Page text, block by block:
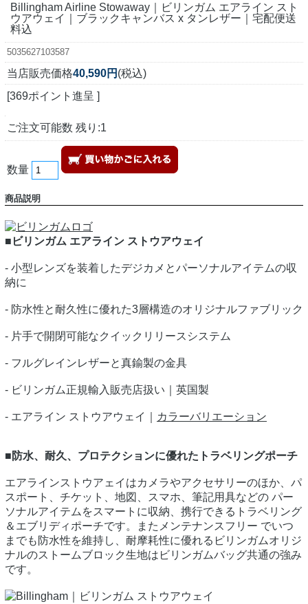
Billingham Airline Stowaway｜ビリンガム エアライン スト
ウアウェイ｜ブラックキャンバス x タンレザー｜宅配便送
料込
5035627103587
当店販売価格40,590円 (税込)
[369ポイント進呈 ]
ご注文可能数 残り:1
数量
商品説明
■ビリンガム エアライン ストウアウェイ
- 小型レンズを装着したデジカメとパーソナルアイテムの収
納に
- 防水性と耐久性に優れた3層構造のオリジナルファブリック
- 片手で開閉可能なクイックリリースシステム
- フルグレインレザーと真鍮製の金具
- ビリンガム正規輸入販売店扱い｜英国製
- エアライン ストウアウェイ｜ カラーバリエーション
■防水、耐久、プロテクションに優れたトラベリングポーチ
エアラインストウアェイはカメラやアクセサリーのほか、パ
スポート、チケット、地図、スマホ、筆記用具などの パー
ソナルアイテムをスマートに収納、携行できるトラベリング
＆エブリディポーチです。またメンテナンスフリー でいつ
までも防水性を維持し、耐摩耗性に優れるビリンガムオリジ
ナルのストームブロック生地はビリンガムバッグ共通の強み
です。